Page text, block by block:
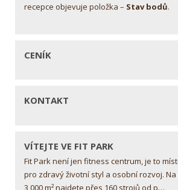
recepce objevuje položka – Stav bodů.
CENÍK
KONTAKT
VÍTEJTE VE FIT PARK
Fit Park není jen fitness centrum, je to
pro zdravý životní styl a osobní rozvoj.
3 000 m² najdete přes 160 strojů od p…